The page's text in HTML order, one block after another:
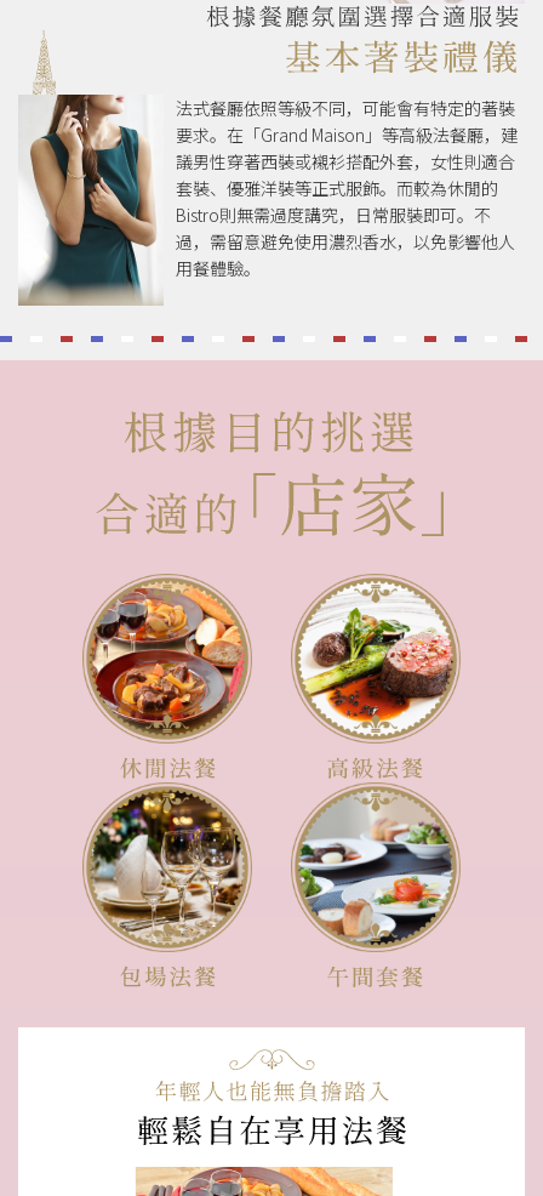
法式餐廳依照等級不同，可能會有特定的著裝
要求。在「Grand Maison」等高級法餐廳，建
議男性穿著西裝或襯衫搭配外套，女性則適合
套裝、優雅洋裝等正式服飾。而較為休閒的
Bistro則無需過度講究，日常服裝即可。不
過，需留意避免使用濃烈香水，以免影響他人
用餐體驗。